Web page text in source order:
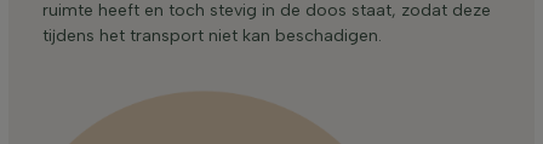
ruimte heeft en toch stevig in de doos staat, zodat deze
tijdens het transport niet kan beschadigen.